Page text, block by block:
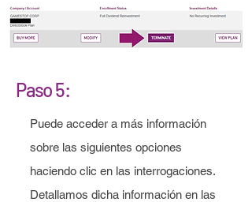
Paso 5:
Puede acceder a más información
sobre las siguientes opciones
haciendo clic en las interrogaciones.
Detallamos dicha información en las